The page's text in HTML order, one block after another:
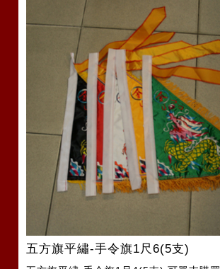
五方旗平繡-手令旗1尺6(5支)